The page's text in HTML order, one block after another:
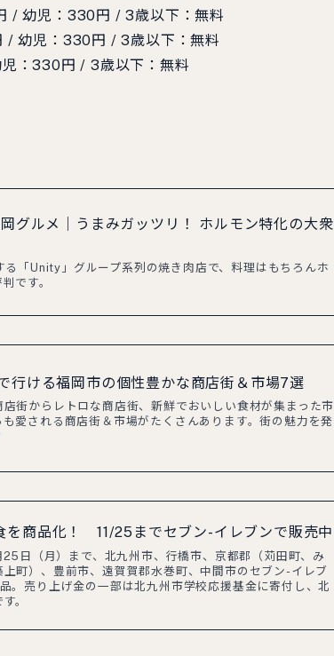
/ 幼児：330円 / 3歳以下：無料
/ 幼児：330円 / 3歳以下：無料
児：330円 / 3歳以下：無料
グルメ｜うまみガッツリ！ ホルモン特化の大衆
「Unity」グループ系列の焼き肉店で、料理はもちろんホ
です。
行ける福岡市の個性豊かな商店街＆市場7選
街からレトロな商店街、新鮮でおいしい食材が集まった市
愛される商店街＆市場がたくさんあります。街の魅力を発
を商品化！ 11/25までセブン-イレブンで販売中
25日（月）まで、北九州市、行橋市、京都郡（苅田町、み
町）、豊前市、遠賀賀郡水巻町、中間市のセブン-イレブ
。売り上げ金の一部は北九州市学校応援基金に寄付し、北
。